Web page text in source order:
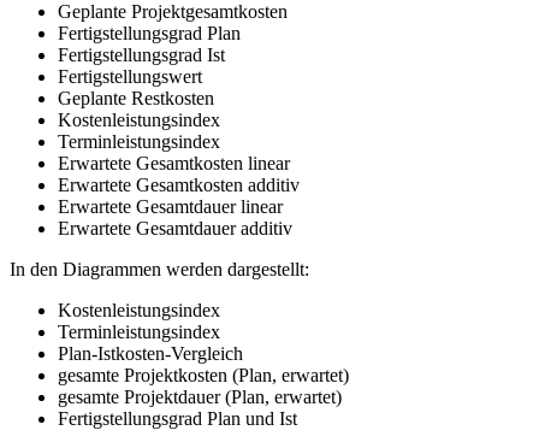
Geplante Projektgesamtkosten
Fertigstellungsgrad Plan
Fertigstellungsgrad Ist
Fertigstellungswert
Geplante Restkosten
Kostenleistungsindex
Terminleistungsindex
Erwartete Gesamtkosten linear
Erwartete Gesamtkosten additiv
Erwartete Gesamtdauer linear
Erwartete Gesamtdauer additiv
In den Diagrammen werden dargestellt:
Kostenleistungsindex
Terminleistungsindex
Plan-Istkosten-Vergleich
gesamte Projektkosten (Plan, erwartet)
gesamte Projektdauer (Plan, erwartet)
Fertigstellungsgrad Plan und Ist